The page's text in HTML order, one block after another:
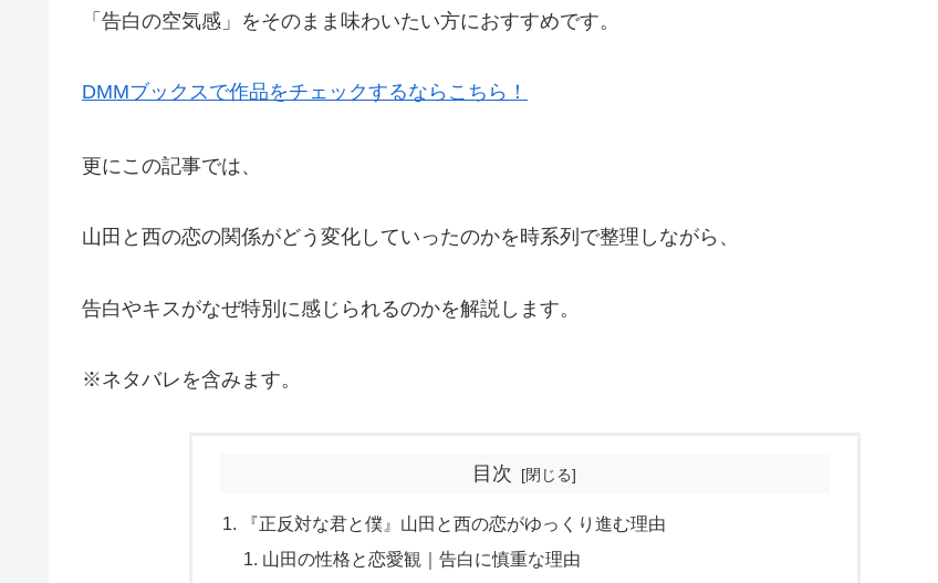
「告白の空気感」をそのまま味わいたい方におすすめです。
DMMブックスで作品をチェックするならこちら！
更にこの記事では、
山田と西の恋の関係がどう変化していったのかを時系列で整理しながら、
告白やキスがなぜ特別に感じられるのかを解説します。
※ネタバレを含みます。
目次
『正反対な君と僕』山田と西の恋がゆっくり進む理由
山田の性格と恋愛観｜告白に慎重な理由